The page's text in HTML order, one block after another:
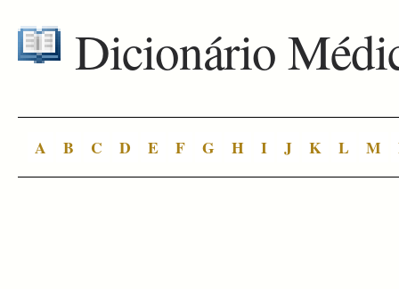
Dicionário
A B C D E F G H I J K L M